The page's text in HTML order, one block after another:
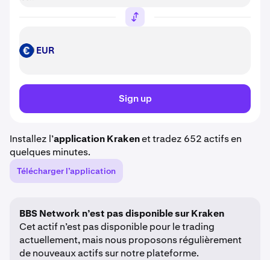
EUR EUR
Sign up
Installez l’application Krakenet tradez 652 actifs en
quelques minutes.
Télécharger l’application
BBS Network n’est pas disponible sur Kraken
Cet actif n’est pas disponible pour le trading
actuellement, mais nous proposons régulièrement
de nouveaux actifs sur notre plateforme.